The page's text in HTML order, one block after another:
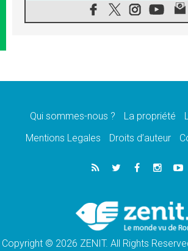
08.08.2026
Léon XIV au sanctuaire de
08.08.2026
08.08.2026
catholiques
Au Bangladesh, l'Église
Dalits sur le chemin de la
Philippines: le vicariat
Calapan devient un diocèse
Qui sommes-nous ? La propriété
Mentions Legales
Droits d’auteur
Copyright © 2026 ZENIT. All Rights